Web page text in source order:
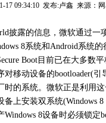
17 09:34:10 发布:卢鑫 来源：
披露的信息，微软通过一
8系统和Android系统的
Boot目前已在大多数
对移动设备的bootloader(
时的系统。微软正是利用
备上安装双系统(Windows
Windows 8设备时必须锁定